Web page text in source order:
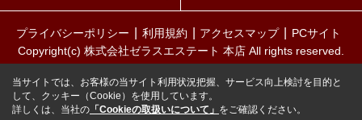
プライバシーポリシー 利用規約 アクセスマップ
PCサイト
Copyright(c) 株式会社ゼラスエステート 本店 All rights reserved.
当サイトでは、お客様の当サイト利用状況把握、サービス向上検討を目的と
して、クッキー（Cookie）を使用しています。
詳しくは、当社の 「Cookieの取扱いについて」 をご確認ください。